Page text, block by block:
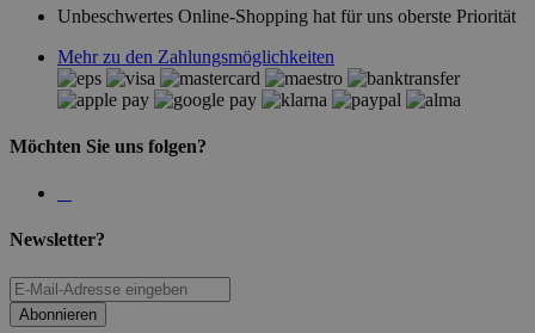
Unbeschwertes Online-Shopping hat für uns oberste Priorität
Mehr zu den Zahlungsmöglichkeiten
Möchten Sie uns folgen?
Newsletter?
Abonnieren